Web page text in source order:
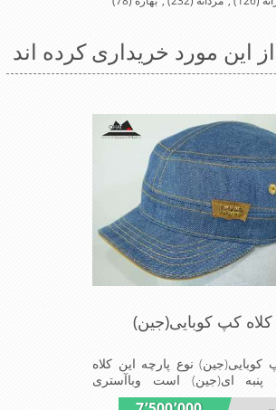
این مورد خریداری کرده اند
کلاه کپ کوبایی(جین)
کوبایی(جین) نوع پارچه این کلاه
پنبه ای(جین) است وباآستری
چهارخانه پیراهن و نقاب کوتاه که